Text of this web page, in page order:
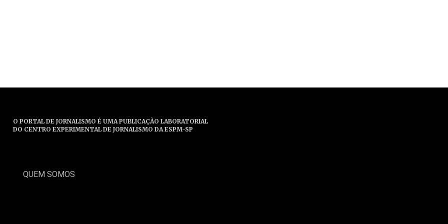
O PORTAL DE JORNALISMO É UMA PUBLICAÇÃO LABORATORIAL
DO CENTRO EXPERIMENTAL DE JORNALISMO DA ESPM-SP
QUEM SOMOS